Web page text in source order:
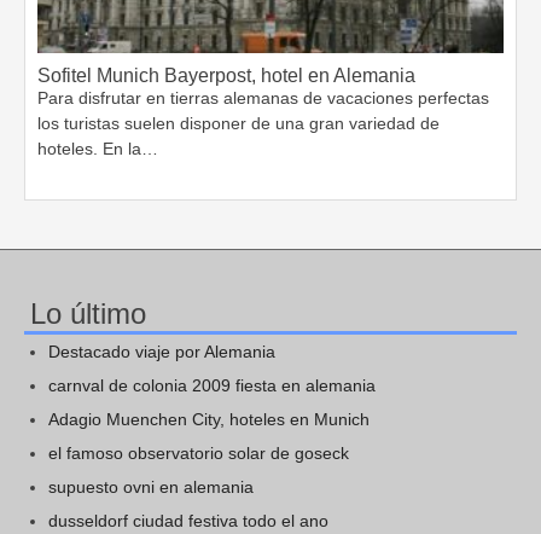
Sofitel Munich Bayerpost, hotel en Alemania
Para disfrutar en tierras alemanas de vacaciones perfectas
los turistas suelen disponer de una gran variedad de
hoteles. En la…
Lo último
Destacado viaje por Alemania
carnval de colonia 2009 fiesta en alemania
Adagio Muenchen City, hoteles en Munich
el famoso observatorio solar de goseck
supuesto ovni en alemania
dusseldorf ciudad festiva todo el ano